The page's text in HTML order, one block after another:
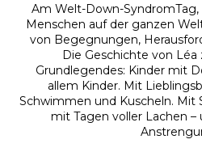
Am Welt-Down-SyndromTag
Menschen auf der ganzen
von Begegnungen,
Die Geschichte von
Grundlegendes: Kinder mit
allem Kinder. Mit
Schwimmen und Kuscheln. Mit
mit Tagen voller Lachen